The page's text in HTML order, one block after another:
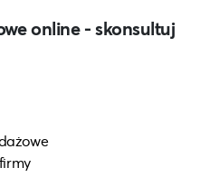
online - skonsultuj